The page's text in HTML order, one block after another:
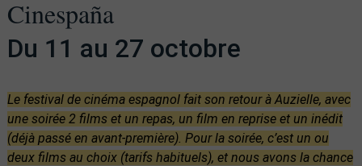
Cinespaña
Du 11 au 27 octobre
Le festival de cinéma espagnol fait son retour à Auzielle, avec
une soirée 2 films et un repas, un film en reprise et un inédit
(déjà passé en avant-première). Pour la soirée, c’est un ou
deux films au choix (tarifs habituels), et nous avons la chance